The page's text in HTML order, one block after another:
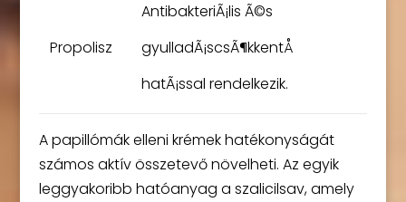
Propolisz
AntibakteriÃ¡lis Ã©s
gyulladÃ¡scsÃ¶kkentÅ
hatÃ¡ssal rendelkezik.
A papillómák elleni krémek hatékonyságát
számos aktív összetevő növelheti. Az egyik
leggyakoribb hatóanyag a szalicilsav, amely